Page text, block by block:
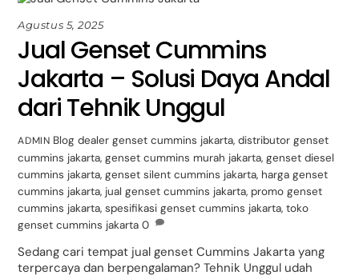
Agustus 5, 2025
Jual Genset Cummins
Jakarta – Solusi Daya Andal
dari Tehnik Unggul
ADMIN Blog dealer genset cummins jakarta,distributor genset
cummins jakarta,genset cummins murah jakarta,genset diesel
cummins jakarta,genset silent cummins jakarta, harga genset
cummins jakarta, jual genset cummins jakarta, promo genset
cummins jakarta,spesifikasi genset cummins jakarta,toko
genset cummins jakarta 0
Sedang cari tempat jual genset Cummins Jakarta yang
terpercaya dan berpengalaman? Tehnik Unggul udah